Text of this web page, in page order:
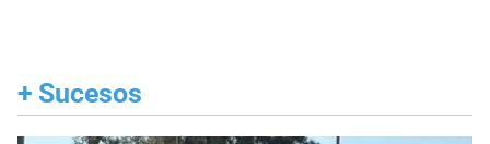
+ Sucesos